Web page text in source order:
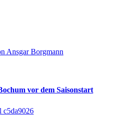
vor dem Saisonstart